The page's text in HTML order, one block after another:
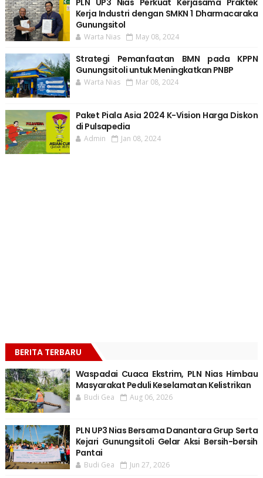
Kerja Industri dengan SMKN 1 Dharmacaraka
Gunungsitol
Warta Nias May 08, 2024
Strategi Pemanfaatan BMN pada KPPN
Gunungsitoli untuk Meningkatkan PNBP
Warta Nias Mar 08, 2024
Paket Piala Asia 2024 K-Vision Harga Diskon
di Pulsapedia
Admin Jan 08, 2024
BERITA TERBARU
Waspadai Cuaca Ekstrim, PLN Nias Himbau
Masyarakat Peduli Keselamatan Kelistrikan
Budi Gea Aug 06, 2026
PLN UP3 Nias Bersama Danantara Grup Serta
Kejari Gunungsitoli Gelar Aksi Bersih-bersih
Pantai
Budi Gea Jun 27, 2026